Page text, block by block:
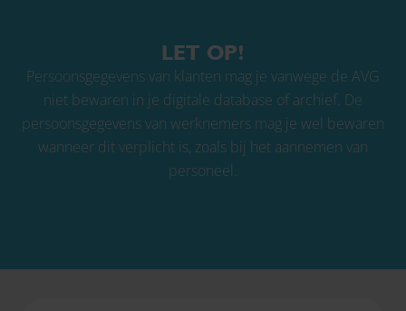
LET OP!
Persoonsgegevens van klanten mag je vanwege de AVG
niet bewaren in je digitale database of archief. De
persoonsgegevens van werknemers mag je wel bewaren
wanneer dit verplicht is, zoals bij het aannemen van
personeel.